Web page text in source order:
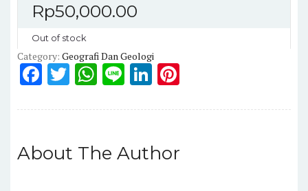
Rp50,000.00
Out of stock
Category: Geografi Dan Geologi
F
c
b
T
it
te
r
W
a
A
Li
e
Li
k
e
dI
te
About The Author